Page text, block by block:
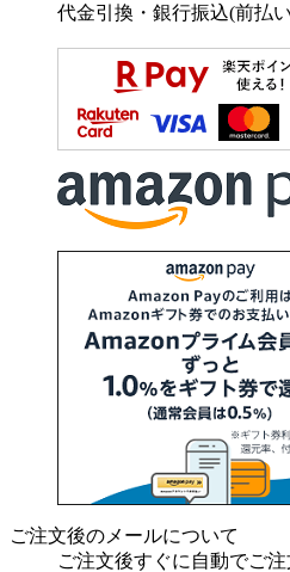
代金引換・銀行振込(前払
ご注文後のメールについて
ご注文後すぐに自動でご